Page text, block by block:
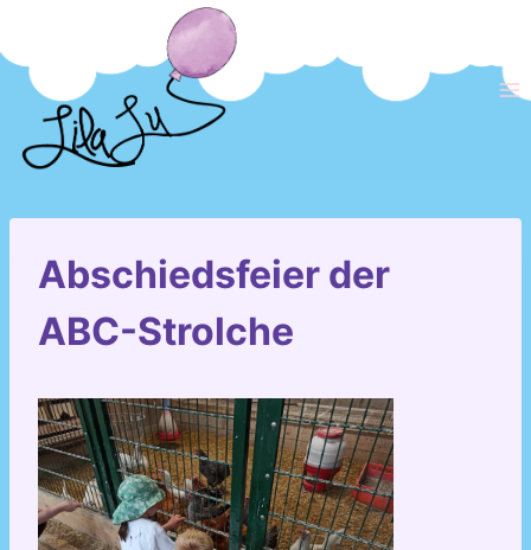
Inhalt
springen
Abschiedsfeier der
ABC-Strolche